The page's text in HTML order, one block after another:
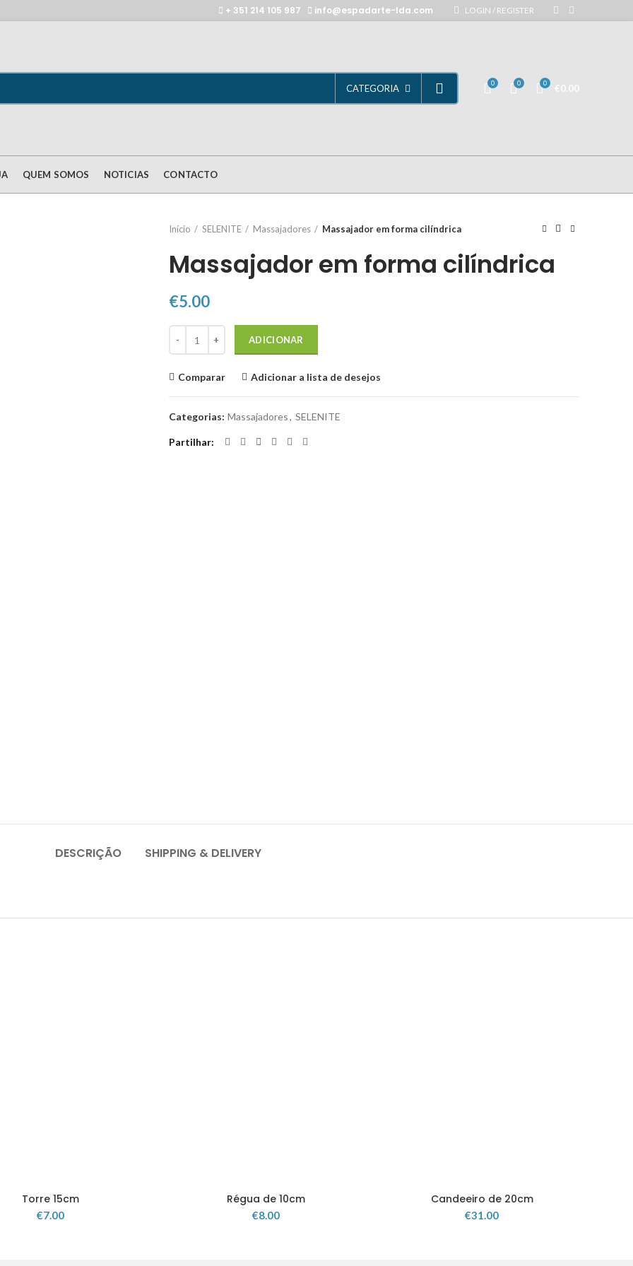
+ 351 214 105 987 info@espadarte-lda.com LOGIN / REGISTER
CATEGORIA 0 0 0 €0.00
QUEM SOMOS NOTICIAS CONTACTO
Início SELENITE Massajadores Massajador em forma cilíndrica
Massajador em forma cilíndrica
€5.00
ADICIONAR
Comparar Adicionar a lista de desejos
Categorias: Massajadores, SELENITE
Partilhar
DESCRIÇÃO SHIPPING & DELIVERY
Torre 15cm
€7.00
Régua de 10cm
€8.00
Candeeiro de 20cm
€31.00